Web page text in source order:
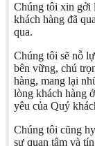
Chúng tôi xin gởi
khách hàng đã
qua.
Chúng tôi sẽ nỗ
bên vững, chú
hàng, mang lại
lòng khách hàng
yêu của Quý
Chúng tôi cũng
sự quan tâm và